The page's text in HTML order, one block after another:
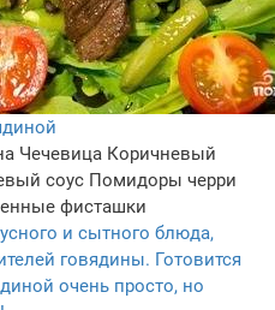
Чечевица Коричневый
соус Помидоры черри
фисташки
и сытного блюда,
говядины. Готовится
очень просто, но